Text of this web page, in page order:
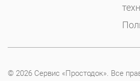
© 2026 Сервис «Простодок». Все